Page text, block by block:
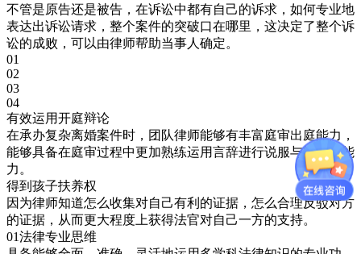
不管是原告还是被告，在诉讼中都有自己的诉求，如何专业地
表达出诉讼请求，整个案件的突破口在哪里，这决定了整个诉
讼的成败，可以由律师帮助当事人确定。
01
02
03
04
有效运用开庭辩论
在承办复杂离婚案件时，团队律师能够有丰富庭审出庭能力，
能够具备在庭审过程中更加熟练运用言辞进行说服与辩论的能
力。
得到孩子扶养权
因为律师知道怎么收集对自己有利的证据，怎么合理反驳对方
的证据，从而更大程度上获得法官对自己一方的支持。
01法律专业思维